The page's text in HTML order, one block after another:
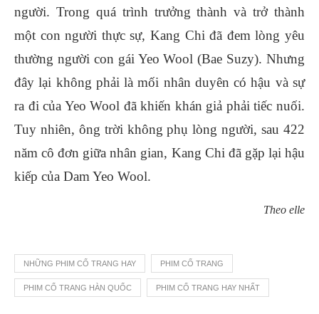
người. Trong quá trình trưởng thành và trở thành
một con người thực sự, Kang Chi đã đem lòng yêu
thường người con gái Yeo Wool (Bae Suzy). Nhưng
đây lại không phải là mối nhân duyên có hậu và sự
ra đi của Yeo Wool đã khiến khán giả phải tiếc nuối.
Tuy nhiên, ông trời không phụ lòng người, sau 422
năm cô đơn giữa nhân gian, Kang Chi đã gặp lại hậu
kiếp của Dam Yeo Wool.
Theo elle
NHỮNG PHIM CỔ TRANG HAY PHIM CỔ TRANG
PHIM CỔ TRANG HÀN QUỐC PHIM CỔ TRANG HAY NHẤT